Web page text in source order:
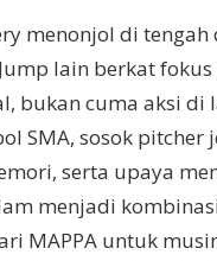
menonjol di tengah
lain berkat fokus
bukan cuma aksi di
SMA, sosok pitcher
serta upaya
menjadi
MAPPA untuk